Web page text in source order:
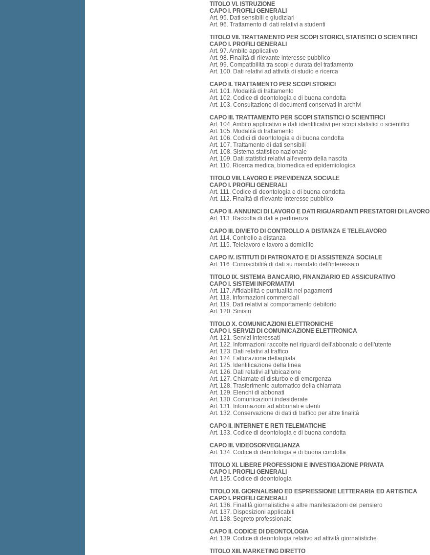
TITOLO VI. ISTRUZIONE
CAPO I. PROFILI GENERALI
Art. 95. Dati sensibili e giudiziari
Art. 96. Trattamento di dati relativi a studenti
TITOLO VII. TRATTAMENTO PER SCOPI STORICI, STATISTICI O SCIENTIFICI
CAPO I. PROFILI GENERALI
Art. 97. Ambito applicativo
Art. 98. Finalità di rilevante interesse pubblico
Art. 99. Compatibilità tra scopi e durata del trattamento
Art. 100. Dati relativi ad attività di studio e ricerca
CAPO II. TRATTAMENTO PER SCOPI STORICI
Art. 101. Modalità di trattamento
Art. 102. Codice di deontologia e di buona condotta
Art. 103. Consultazione di documenti conservati in archivi
CAPO III. TRATTAMENTO PER SCOPI STATISTICI O SCIENTIFICI
Art. 104. Ambito applicativo e dati identificativi per scopi statistici o scientifici
Art. 105. Modalità di trattamento
Art. 106. Codici di deontologia e di buona condotta
Art. 107. Trattamento di dati sensibili
Art. 108. Sistema statistico nazionale
Art. 109. Dati statistici relativi all'evento della nascita
Art. 110. Ricerca medica, biomedica ed epidemiologica
TITOLO VIII. LAVORO E PREVIDENZA SOCIALE
CAPO I. PROFILI GENERALI
Art. 111. Codice di deontologia e di buona condotta
Art. 112. Finalità di rilevante interesse pubblico
CAPO II. ANNUNCI DI LAVORO E DATI RIGUARDANTI PRESTATORI DI LAVORO
Art. 113. Raccolta di dati e pertinenza
CAPO III. DIVIETO DI CONTROLLO A DISTANZA E TELELAVORO
Art. 114. Controllo a distanza
Art. 115. Telelavoro e lavoro a domicilio
CAPO IV. ISTITUTI DI PATRONATO E DI ASSISTENZA SOCIALE
Art. 116. Conoscibilità di dati su mandato dell'interessato
TITOLO IX. SISTEMA BANCARIO, FINANZIARIO ED ASSICURATIVO
CAPO I. SISTEMI INFORMATIVI
Art. 117. Affidabilità e puntualità nei pagamenti
Art. 118. Informazioni commerciali
Art. 119. Dati relativi al comportamento debitorio
Art. 120. Sinistri
TITOLO X. COMUNICAZIONI ELETTRONICHE
CAPO I. SERVIZI DI COMUNICAZIONE ELETTRONICA
Art. 121. Servizi interessati
Art. 122. Informazioni raccolte nei riguardi dell'abbonato o dell'utente
Art. 123. Dati relativi al traffico
Art. 124. Fatturazione dettagliata
Art. 125. Identificazione della linea
Art. 126. Dati relativi all'ubicazione
Art. 127. Chiamate di disturbo e di emergenza
Art. 128. Trasferimento automatico della chiamata
Art. 129. Elenchi di abbonati
Art. 130. Comunicazioni indesiderate
Art. 131. Informazioni ad abbonati e utenti
Art. 132. Conservazione di dati di traffico per altre finalità
CAPO II. INTERNET E RETI TELEMATICHE
Art. 133. Codice di deontologia e di buona condotta
CAPO III. VIDEOSORVEGLIANZA
Art. 134. Codice di deontologia e di buona condotta
TITOLO XI. LIBERE PROFESSIONI E INVESTIGAZIONE PRIVATA
CAPO I. PROFILI GENERALI
Art. 135. Codice di deontologia
TITOLO XII. GIORNALISMO ED ESPRESSIONE LETTERARIA ED ARTISTICA
CAPO I. PROFILI GENERALI
Art. 136. Finalità giornalistiche e altre manifestazioni del pensiero
Art. 137. Disposizioni applicabili
Art. 138. Segreto professionale
CAPO II. CODICE DI DEONTOLOGIA
Art. 139. Codice di deontologia relativo ad attività giornalistiche
TITOLO XIII. MARKETING DIRETTO